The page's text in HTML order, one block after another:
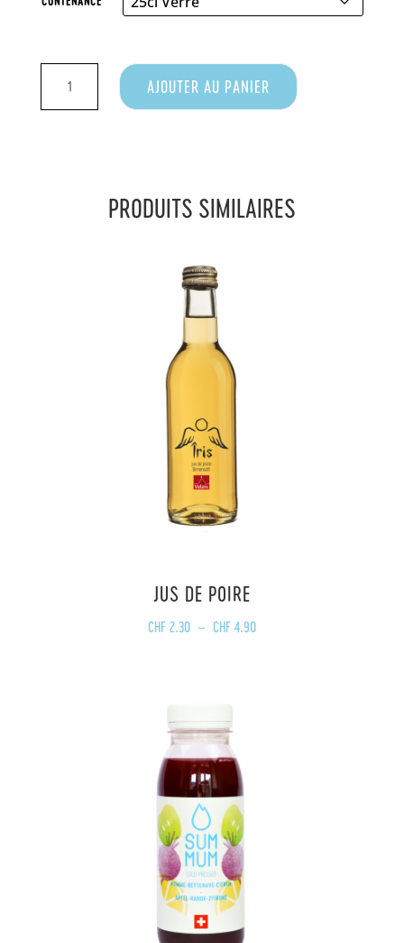
JUS
AJOUTER AU PANIER
PRODUITS SIMILAIRES
JUS DE POIRE
CHF2.30 – CHF4.90Plage